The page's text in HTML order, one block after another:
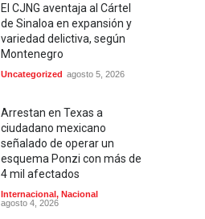
El CJNG aventaja al Cártel
de Sinaloa en expansión y
variedad delictiva, según
Montenegro
Uncategorized agosto 5, 2026
Arrestan en Texas a
ciudadano mexicano
señalado de operar un
esquema Ponzi con más de
4 mil afectados
Internacional, Nacional
agosto 4, 2026